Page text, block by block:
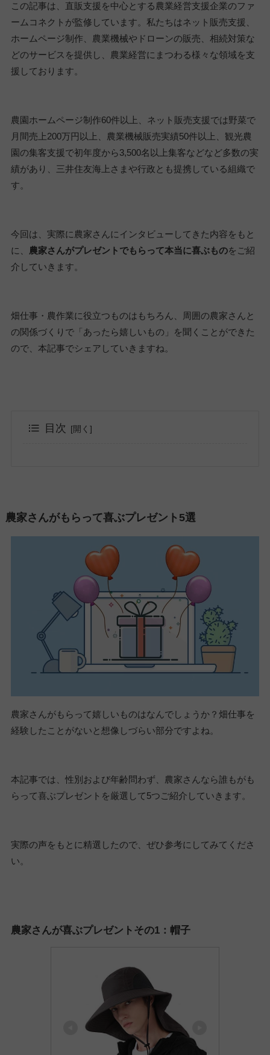
この記事は、直販支援を中心とする農業経営支援企業のファ
ームコネクトが監修しています。私たちはネット販売支援、
ホームページ制作、農業機械やドローンの販売、相続対策な
どのサービスを提供し、農業経営にまつわる様々な領域を支
援しております。
農園ホームページ制作60件以上、ネット販売支援では野菜で
月間売上200万円以上、農業機械販売実績50件以上、観光農
園の集客支援で初年度から3,500名以上集客などなど多数の実
績があり、三井住友海上さまや行政とも提携している組織で
す。
今回は、実際に農家さんにインタビューしてきた内容をもと
に、 農家さんがプレゼントでもらって本当に喜ぶものをご紹
介していきます。
畑仕事・農作業に役立つものはもちろん、周囲の農家さんと
の関係づくりで「あったら嬉しいもの」を聞くことができた
ので、本記事でシェアしていきますね。
目次
農家さんがもらって喜ぶプレゼント5選
農家さんがもらって嬉しいものはなんでしょうか？畑仕事を
経験したことがないと想像しづらい部分ですよね。
本記事では、性別および年齢問わず、農家さんなら誰もがも
らって喜ぶプレゼントを厳選して5つご紹介していきます。
実際の声をもとに精選したので、ぜひ参考にしてみてくださ
い。
農家さんが喜ぶプレゼントその1：帽子